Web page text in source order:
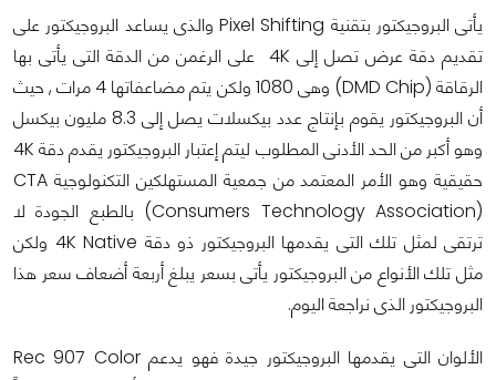
يأتى البروجيكتور بتقنية Pixel Shifting والذى يساعد البروجيكتور على
تقديم دقة عرض تصل إلى 4K على الرغمن من الدقة التى يأتى بها
الرقاقة (DMD Chip) وهى 1080 ولكن يتم مضاعفاتها 4 مرات , حيث
أن البروجيكتور يقوم بإنتاج عدد بيكسلات يصل إلى 8.3 مليون بيكسل
وهو أكبر من الحد الأدنى المطلوب ليتم إعتبار البروجيكتور يقدم دقة 4K
حقيقية وهو الأمر المعتمد من جمعية المستهلكين التكنولوجية CTA
(Consumers Technology Association) بالطبع الجودة لا
ترتقى لمثل تلك التى يقدمها البروجيكتور ذو دقة 4K Native ولكن
مثل تلك الأنواع من البروجيكتور يأتى بسعر يبلغ أربعة أضعاف سعر هذا
البروجيكتور الذى نراجعة اليوم.
الألوان التى يقدمها البروجيكتور جيدة فهو يدعم Rec 907 Color